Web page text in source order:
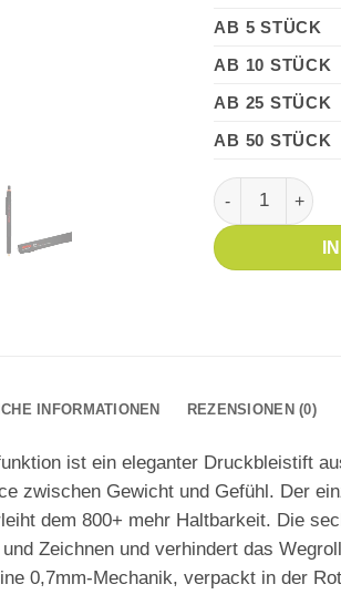
AB 5 STÜCK
AB 10 STÜCK
AB 25 STÜCK
AB 50 STÜCK
rOtring 800+
INFORMATIONEN REZENSIONEN (0)
ist ein eleganter Druckbleistift
zwischen Gewicht und Gefühl. Der
dem 800+ mehr Haltbarkeit. Die
Zeichnen und verhindert das
0,7mm-Mechanik, verpackt in der